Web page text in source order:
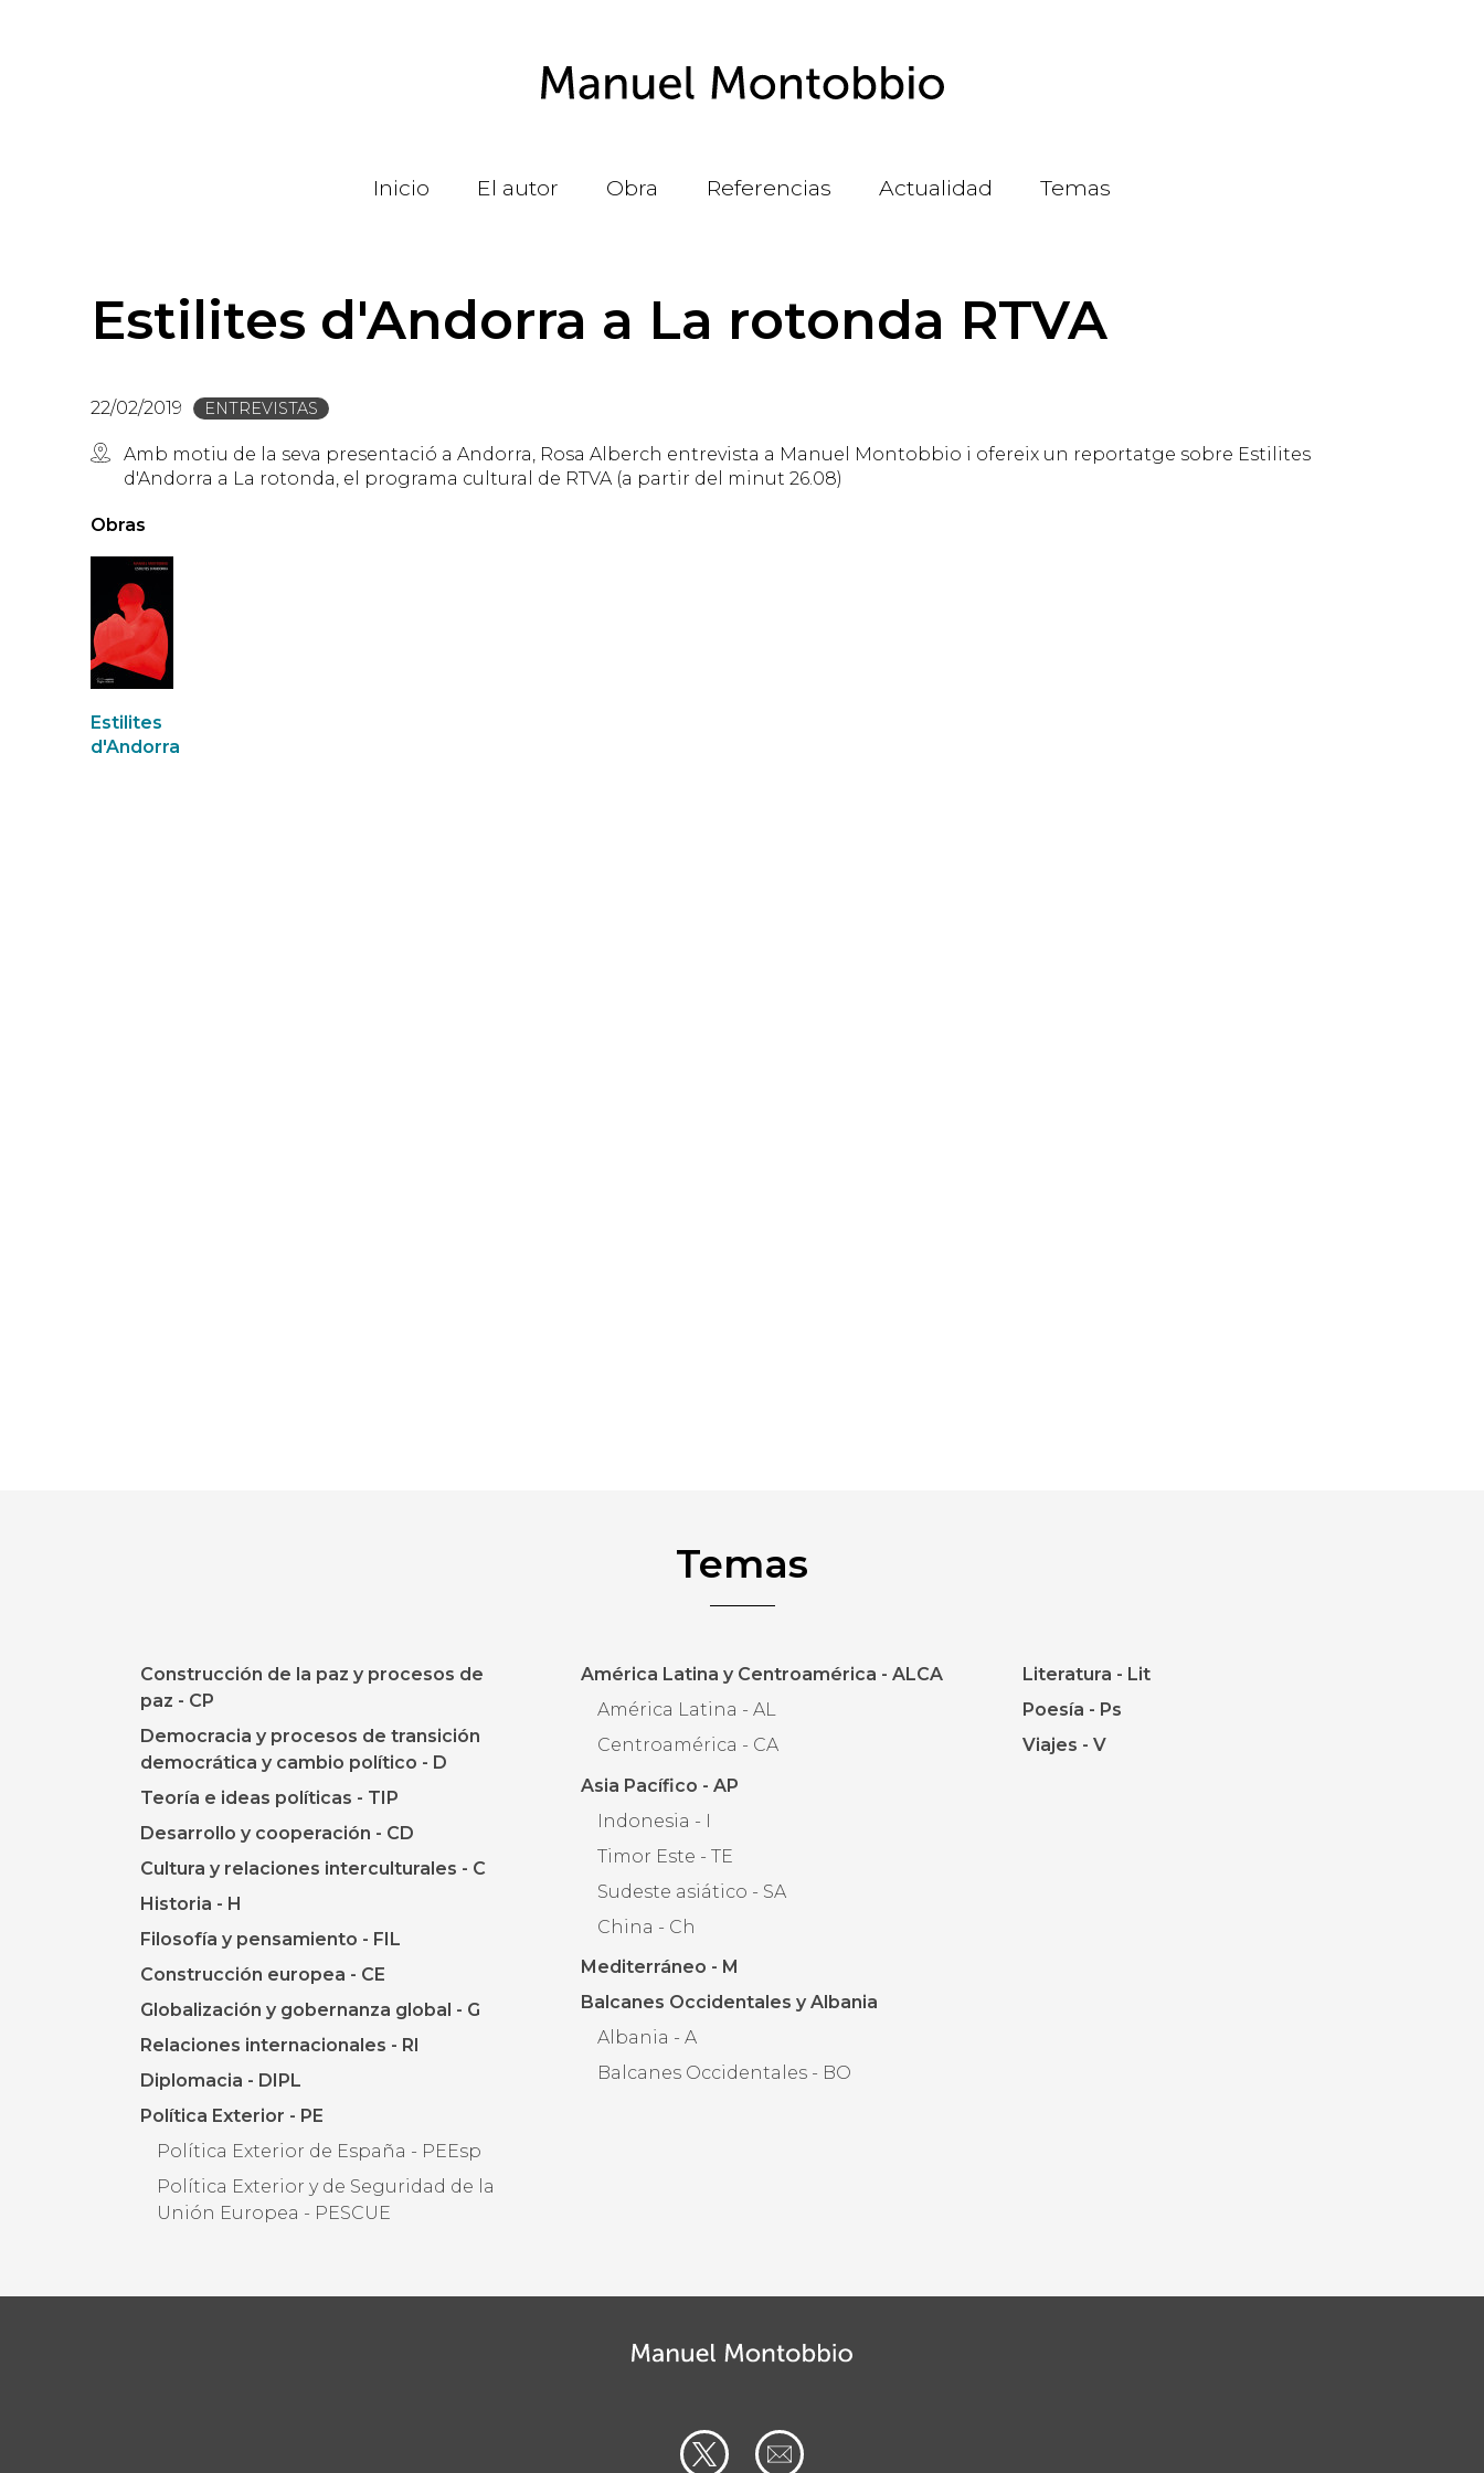
Inicio El autor Obra Referencias Actualidad Temas
Estilites d'Andorra a La rotonda RTVA
22/02/2019 ENTREVISTAS
Amb motiu de la seva presentació a Andorra, Rosa Alberch entrevista a Manuel Montobbio i ofereix un reportatge sobre Estilites
d'Andorra a La rotonda, el programa cultural de RTVA (a partir del minut 26.08)
Obras
Estilites
d'Andorra
Temas
Construcción de la paz y procesos de
paz - CP
Democracia y procesos de transición
democrática y cambio político - D
Teoría e ideas políticas - TIP
Desarrollo y cooperación - CD
Cultura y relaciones interculturales - C
Historia - H
Filosofía y pensamiento - FIL
Construcción europea - CE
Globalización y gobernanza global - G
Relaciones internacionales - RI
Diplomacia - DIPL
Política Exterior - PE
Política Exterior de España - PEEsp
Política Exterior y de Seguridad de la
Unión Europea - PESCUE
América Latina y Centroamérica - ALCA
América Latina - AL
Centroamérica - CA
Asia Pacífico - AP
Indonesia - I
Timor Este - TE
Sudeste asiático - SA
China - Ch
Mediterráneo - M
Balcanes Occidentales y Albania
Albania - A
Balcanes Occidentales - BO
Literatura - Lit
Poesía - Ps
Viajes - V